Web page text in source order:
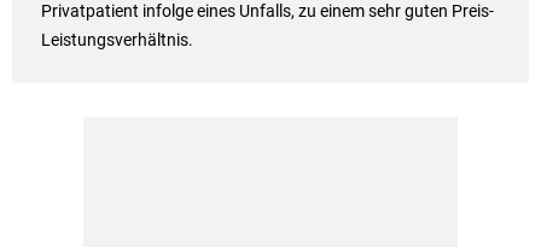
Privatpatient infolge eines Unfalls, zu einem sehr guten Preis-
Leistungsverhältnis.